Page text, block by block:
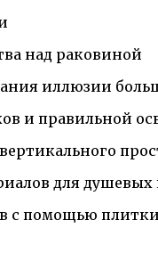
над раковиной
иллюзии
и правильной
для душевых
с помощью